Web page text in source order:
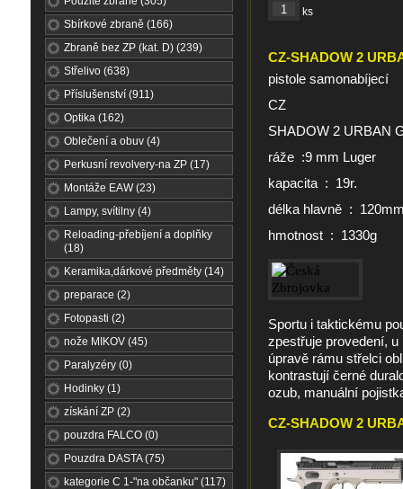
Sbírkové zbraně (166)
Zbraně bez ZP (kat. D) (239)
Střelivo (638)
Příslušenství (911)
Optika (162)
Oblečení a obuv (4)
Perkusní revolvery-na ZP (17)
Montáže EAW (23)
Lampy, svítilny (4)
Reloading-přebíjení a doplňky
(18)
Keramika,dárkové předměty (14)
preparace (2)
Fotopasti (2)
nože MIKOV (45)
Paralyzéry (0)
Hodinky (1)
získání ZP (2)
pouzdra FALCO (0)
Pouzdra DASTA (75)
kategorie C 1-"na občanku" (117)
ks
CZ-SHADOW 2
pistole samonabíjecí
CZ
SHADOW 2 URBAN
ráže :9 mm Luger
kapacita : 19r.
délka hlavně :
hmotnost : 1330g
Sportu i taktickému
zpestřuje provedení,
úpravě rámu střelci
kontrastují černé
ozub, manuální
CZ-SHADOW 2